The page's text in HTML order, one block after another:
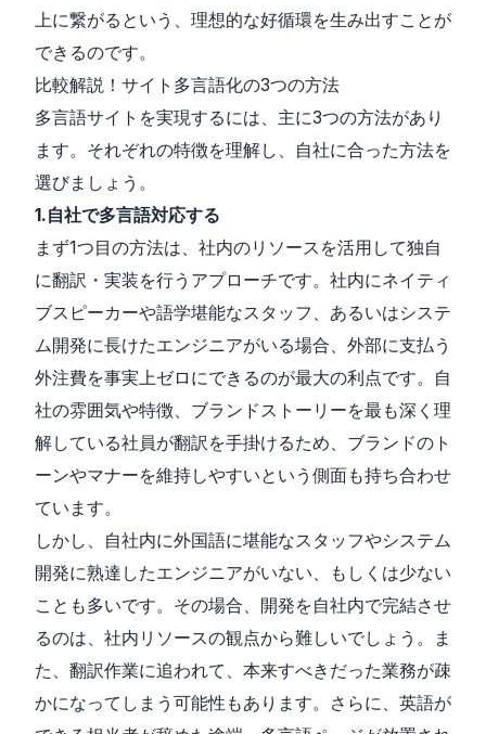
上に繋がるという、理想的な好循環を生み出すことが
できるのです。
比較解説！サイト多言語化の3つの方法
多言語サイトを実現するには、主に3つの方法があり
ます。それぞれの特徴を理解し、自社に合った方法を
選びましょう。
1.自社で多言語対応する
まず1つ目の方法は、社内のリソースを活用して独自
に翻訳・実装を行うアプローチです。社内にネイティ
ブスピーカーや語学堪能なスタッフ、あるいはシステ
ム開発に長けたエンジニアがいる場合、外部に支払う
外注費を事実上ゼロにできるのが最大の利点です。自
社の雰囲気や特徴、ブランドストーリーを最も深く理
解している社員が翻訳を手掛けるため、ブランドのト
ーンやマナーを維持しやすいという側面も持ち合わせ
ています。
しかし、自社内に外国語に堪能なスタッフやシステム
開発に熟達したエンジニアがいない、もしくは少ない
ことも多いです。その場合、開発を自社内で完結させ
るのは、社内リソースの観点から難しいでしょう。ま
た、翻訳作業に追われて、本来すべきだった業務が疎
かになってしまう可能性もあります。さらに、英語が